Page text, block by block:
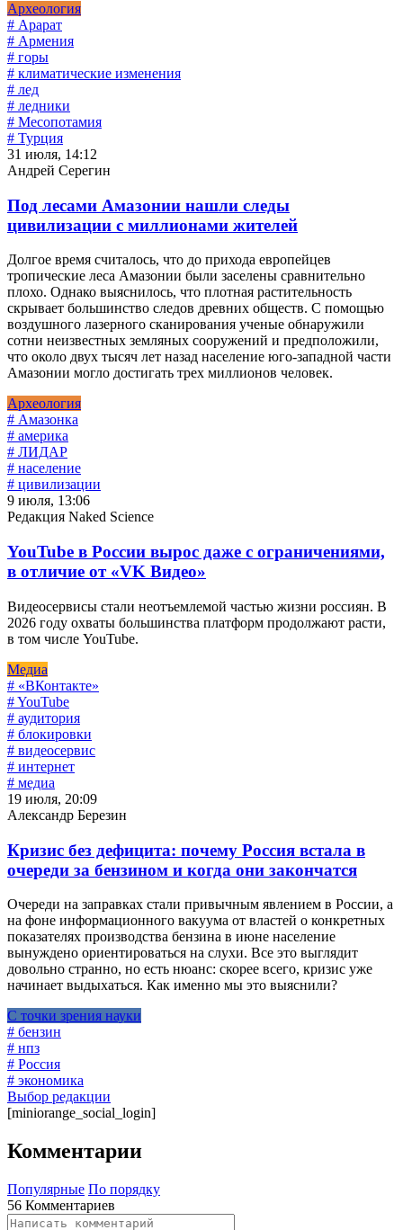
Археология
# Арарат
# Армения
# горы
# климатические изменения
# лед
# ледники
# Месопотамия
# Турция
31 июля, 14:12
Андрей Серегин
Под лесами Амазонии нашли следы
цивилизации с миллионами жителей
Долгое время считалось, что до прихода европейцев
тропические леса Амазонии были заселены сравнительно
плохо. Однако выяснилось, что плотная растительность
скрывает большинство следов древних обществ. С помощью
воздушного лазерного сканирования ученые обнаружили
сотни неизвестных земляных сооружений и предположили,
что около двух тысяч лет назад население юго-западной части
Амазонии могло достигать трех миллионов человек.
Археология
# Амазонка
# америка
# ЛИДАР
# население
# цивилизации
9 июля, 13:06
Редакция Naked Science
YouTube в России вырос даже с ограничениями,
в отличие от «VK Видео»
Видеосервисы стали неотъемлемой частью жизни россиян. В
2026 году охваты большинства платформ продолжают расти,
в том числе YouTube.
Медиа
# «ВКонтакте»
# YouTube
# аудитория
# блокировки
# видеосервис
# интернет
# медиа
19 июля, 20:09
Александр Березин
Кризис без дефицита: почему Россия встала в
очереди за бензином и когда они закончатся
Очереди на заправках стали привычным явлением в России, а
на фоне информационного вакуума от властей о конкретных
показателях производства бензина в июне население
вынуждено ориентироваться на слухи. Все это выглядит
довольно странно, но есть нюанс: скорее всего, кризис уже
начинает выдыхаться. Как именно мы это выяснили?
С точки зрения науки
# бензин
# нпз
# Россия
# экономика
Выбор редакции
[miniorange_social_login]
Комментарии
Популярные По порядку
56 Комментариев